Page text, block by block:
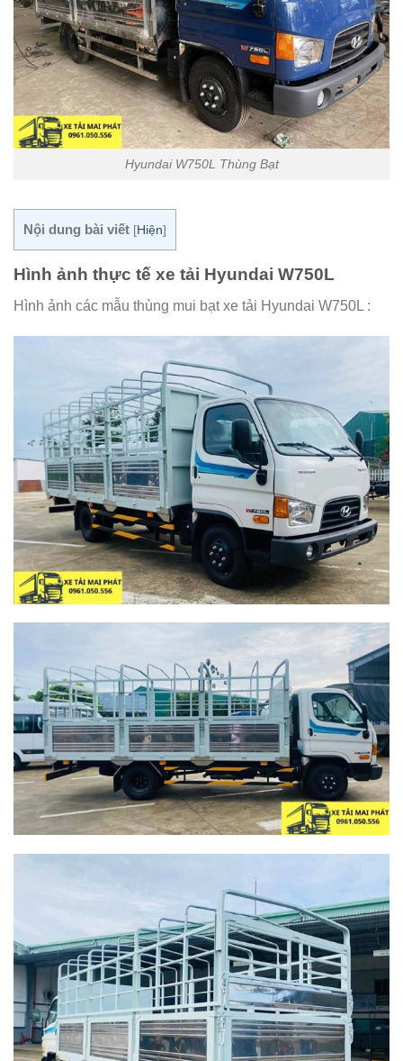
Hyundai W750L Thùng Bạt
Nội dung bài viết [Hiện]
Hình ảnh thực tế xe tải Hyundai W750L
Hình ảnh các mẫu thùng mui bạt xe tải Hyundai W750L :